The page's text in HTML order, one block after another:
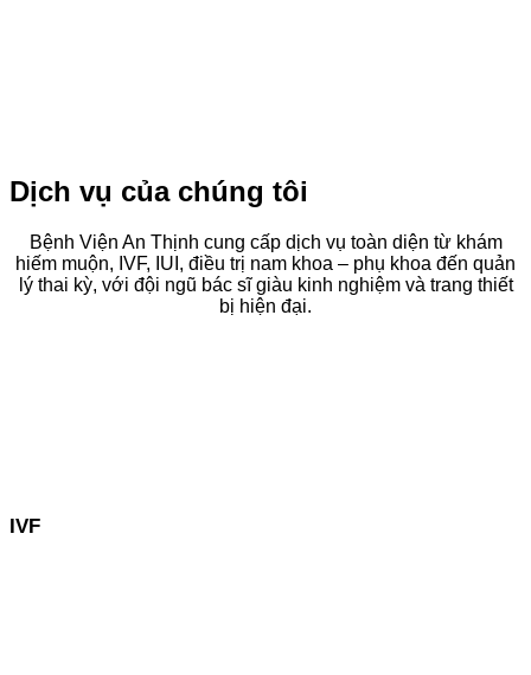
Dịch vụ của chúng tôi
Bệnh Viện An Thịnh cung cấp dịch vụ toàn diện từ khám
hiếm muộn, IVF, IUI, điều trị nam khoa – phụ khoa đến quản
lý thai kỳ, với đội ngũ bác sĩ giàu kinh nghiệm và trang thiết
bị hiện đại.
IVF